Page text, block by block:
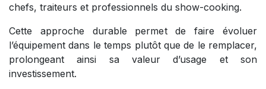
chefs, traiteurs et professionnels du show-cooking.
Cette approche durable permet de faire évoluer
l’équipement dans le temps plutôt que de le remplacer,
prolongeant ainsi sa valeur d’usage et son
investissement.